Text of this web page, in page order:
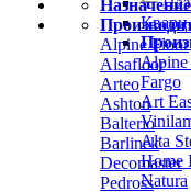
Назначение
Alpine Floor
Alsafloor
Arteo
Ashton
Balterio
Barlinek
Decomaster
Pedross
Fargo
Art
Alta
Home
Natura